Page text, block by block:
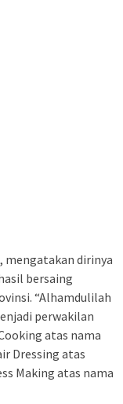
mengatakan dirinya
bersaing
“Alhamdulilah
perwakilan
atas nama
Dressing atas
Making atas nama